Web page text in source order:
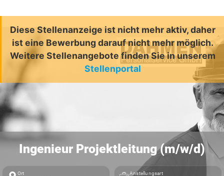
Diese Stellenanzeige ist nicht mehr aktiv, daher
ist eine Bewerbung darauf nicht mehr möglich.
Weitere Stellenangebote finden Sie in unserem
Stellenportal
Ingenieur Projektleitung (m/w/d)
Ort Anstellungsart